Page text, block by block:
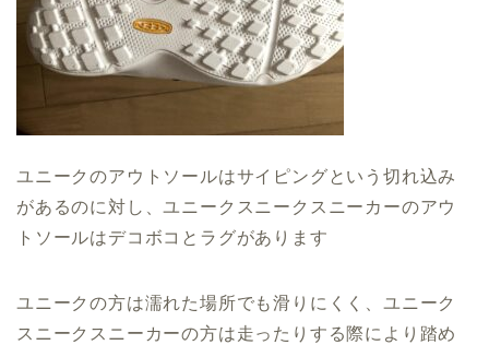
ユニークのアウトソールはサイピングという切れ込み
があるのに対し、ユニークスニークスニーカーのアウ
トソールはデコボコとラグがあります
ユニークの方は濡れた場所でも滑りにくく、ユニーク
スニークスニーカーの方は走ったりする際により踏め